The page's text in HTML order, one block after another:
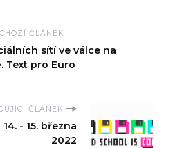
ČLÁNEK
sítí ve válce na
Text pro Euro
ČLÁNEK
- 15. března
2022